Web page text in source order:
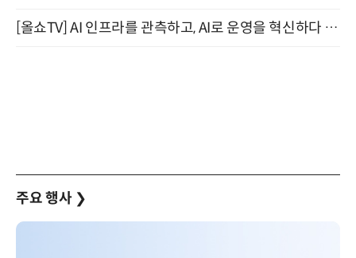
[올쇼TV] AI 인프라를 관측하고, AI로 운영을 혁신하다 (8월 11일 생방송)
주요 행사 ❯